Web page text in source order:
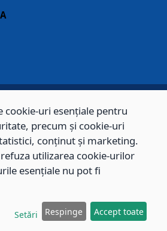
MUNICIPIULUI BRAȘOV, toate drepturile
Sitemap Contact
cookie-uri esențiale pentru
precum și cookie-uri
conținut și marketing.
utilizarea cookie-urilor
esențiale nu pot fi
Setări Respinge Accept toate